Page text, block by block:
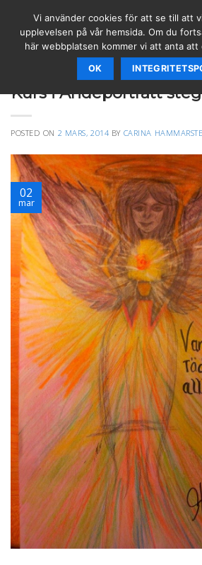
content
Kurs i Andeporträtt
POSTED ON 2 MARS, 2014 BY CARINA
02
mar
Vi använder cookies för att se till att
upplevelsen på vår hemsida. Om du
här webbplatsen kommer vi att anta
OK